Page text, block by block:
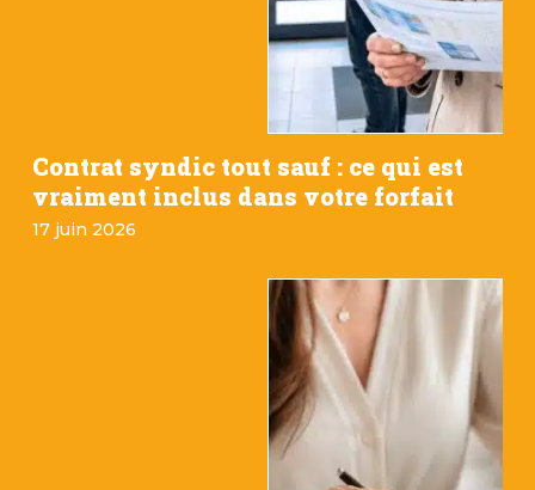
Contrat syndic tout sauf : ce qui est
vraiment inclus dans votre forfait
17 juin 2026